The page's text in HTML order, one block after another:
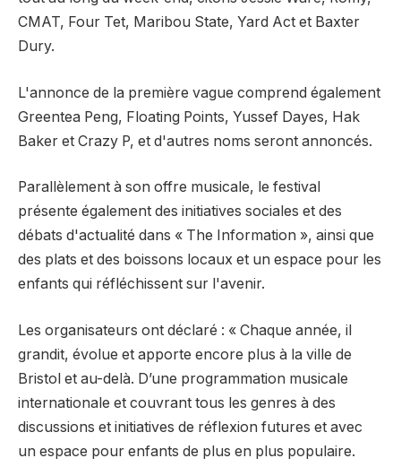
CMAT, Four Tet, Maribou State, Yard Act et Baxter
Dury.
L'annonce de la première vague comprend également
Greentea Peng, Floating Points, Yussef Dayes, Hak
Baker et Crazy P, et d'autres noms seront annoncés.
Parallèlement à son offre musicale, le festival
présente également des initiatives sociales et des
débats d'actualité dans « The Information », ainsi que
des plats et des boissons locaux et un espace pour les
enfants qui réfléchissent sur l'avenir.
Les organisateurs ont déclaré : « Chaque année, il
grandit, évolue et apporte encore plus à la ville de
Bristol et au-delà. D’une programmation musicale
internationale et couvrant tous les genres à des
discussions et initiatives de réflexion futures et avec
un espace pour enfants de plus en plus populaire.